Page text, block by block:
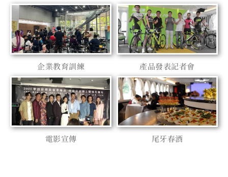
企業教育訓練 產品發表記者會
電影宣傳 尾牙春酒